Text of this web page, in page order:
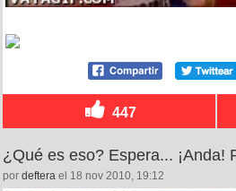
447
¿Qué es eso? Espera... ¡Anda!
por deftera el 18 nov 2010, 19:12